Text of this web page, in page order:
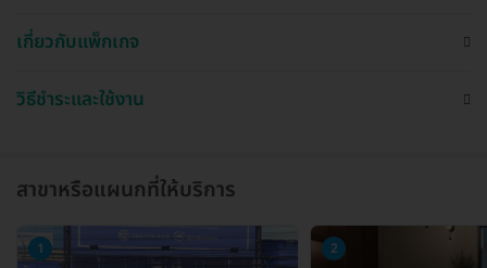
เกี่ยวกับแพ็กเกจ
วิธีชำระและใช้งาน
สาขาหรือแผนกที่ให้บริการ
1 2